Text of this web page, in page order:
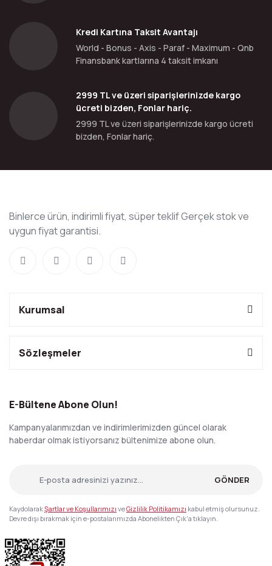
Kredi Kartına Taksit Avantajı
World - Bonus - Axis - Paraf - Maximum - Qnb
Finansbank kartlarına 4 taksit imkanı
2999 TL ve üzeri siparişlerinizde kargo
ücreti bizden, Fonlar hariç.
2999 TL ve üzeri siparişlerinizde kargo ücreti
bizden, Fonlar hariç.
Binlerce ürün, indirimli fiyat, süper teklif Gerçek stok ve
uygun fiyat garantisi.
Kurumsal
Sözleşmeler
E-Bültene Abone Olun!
Kampanyalarımızdan ve indirimlerimizden güncel olarak
haberdar olmak istiyorsanız bültenimize abone olun.
GÖNDER
KaydolarakŞartlar ve Koşullarımızı veGizlilik Politikamızı kabul etmiş olursunuz.
Devre dışı bırakmak için e-postalarımızda Abonelikten Çık'a tıklayın.